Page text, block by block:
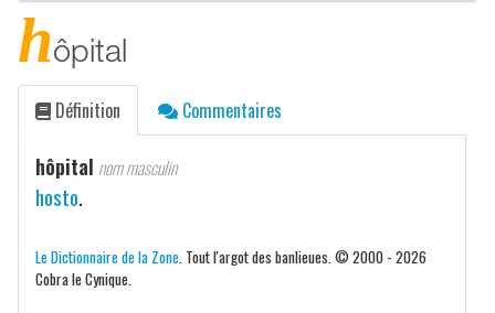
hôpital
Définition Commentaires
hôpital nom masculin
hosto.
Le Dictionnaire de la Zone . Tout l'argot des banlieues. © 2000 - 2026
Cobra le Cynique.